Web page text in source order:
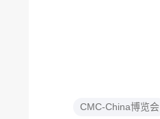
CMC-China博览会